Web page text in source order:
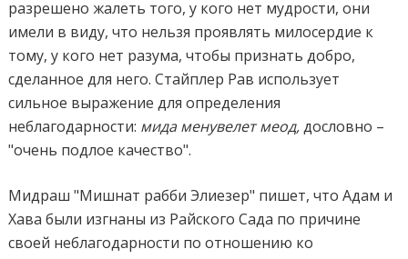
разрешено жалеть того, у кого нет мудрости, они
имели в виду, что нельзя проявлять милосердие к
тому, у кого нет разума, чтобы признать добро,
сделанное для него. Стайплер Рав использует
сильное выражение для определения
неблагодарности: мида менувелет меод,дословно –
"очень подлое качество".
Мидраш "Мишнат рабби Элиезер" пишет, что Адам и
Хава были изгнаны из Райского Сада по причине
своей неблагодарности по отношению ко